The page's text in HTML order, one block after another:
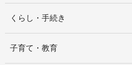
くらし・手続き
子育て・教育